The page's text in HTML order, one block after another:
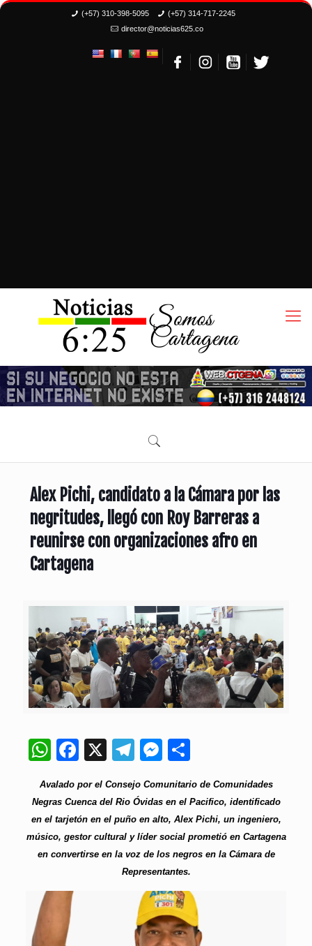
(+57) 310-398-5095
(+57) 314-717-2245
director@noticias625.co
Alex Pichi, candidato a la Cámara por las
negritudes, llegó con Roy Barreras a
reunirse con organizaciones afro en
Cartagena
WhatsApp
Facebook
X Telegram
Messenger
Avalado por el Consejo Comunitario de Comunidades
Negras Cuenca del Rio Óvidas en el Pacifico, identificado
en el tarjetón en el puño en alto, Alex Pichi, un ingeniero,
músico, gestor cultural y líder social prometió en Cartagena
en convertirse en la voz de los negros en la Cámara de
Representantes.